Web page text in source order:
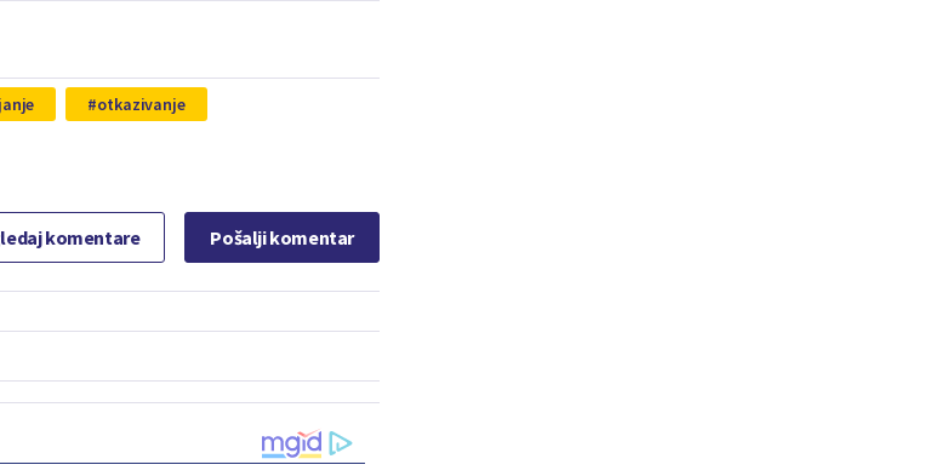
otkazivanje
komentare Pošalji komentar